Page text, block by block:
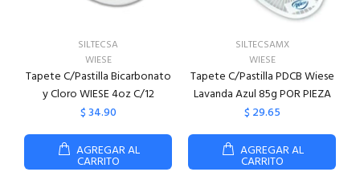
SILTECSA
WIESE
Tapete C/Pastilla Bicarbonato
y Cloro WIESE 4oz C/12
$ 34.90
AGREGAR AL
CARRITO
SILTECSAMX
WIESE
Tapete C/Pastilla PDCB Wiese
Lavanda Azul 85g POR PIEZA
$ 29.65
AGREGAR AL
CARRITO